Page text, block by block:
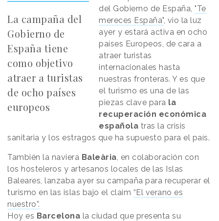
La campaña del
Gobierno de
España tiene
como objetivo
atraer a turistas
de ocho países
europeos
del Gobierno de España, "Te
mereces España", vio la luz
ayer y estará activa en ocho
países Europeos, de cara a
atraer turistas
internacionales hasta
nuestras fronteras. Y es que
el turismo es una de las
piezas clave para la
recuperación económica
española tras la crisis
sanitaria y los estragos que ha supuesto para el país.
También la naviera Baleària, en colaboración con
los hosteleros y artesanos locales de las Islas
Baleares, lanzaba ayer su campaña para recuperar el
turismo en las islas bajo el claim “El verano es
nuestro”.
Hoy es Barcelona la ciudad que presenta su